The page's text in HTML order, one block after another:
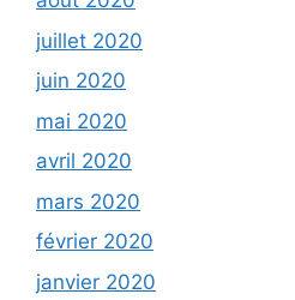
juillet 2020
juin 2020
mai 2020
avril 2020
mars 2020
février 2020
janvier 2020